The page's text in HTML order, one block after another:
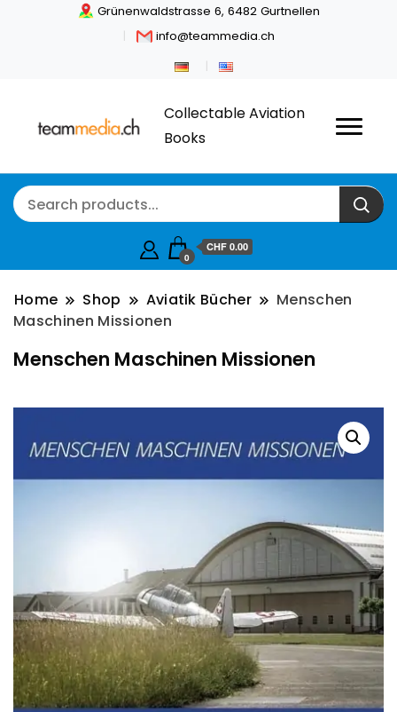
Grünenwaldstrasse 6, 6482 Gurtnellen
info@teammedia.ch
Collectable Aviation
Books
0
CHF 0.00
Home Shop Aviatik Bücher
Menschen
Maschinen Missionen
Menschen Maschinen Missionen